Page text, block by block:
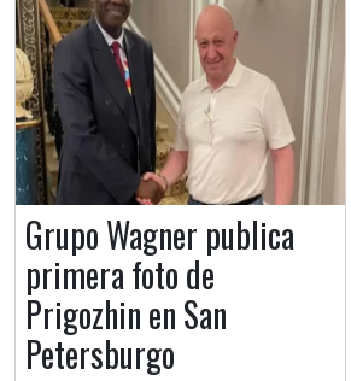
Grupo Wagner publica
primera foto de
Prigozhin en San
Petersburgo